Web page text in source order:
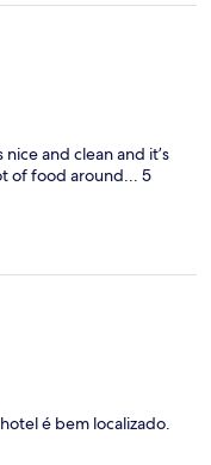
and clean and it’s
of food around... 5
é bem localizado.